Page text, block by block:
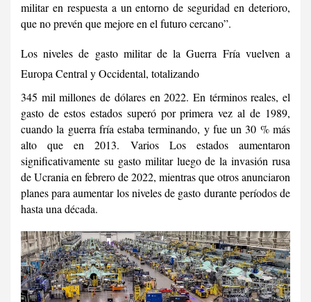
militar en respuesta a un entorno de seguridad en deterioro,
que no prevén que mejore en el futuro cercano”.
Los niveles de gasto militar de la Guerra Fría vuelven a
Europa Central y Occidental, totalizando
345 mil millones de dólares en 2022. En términos reales, el
gasto de estos estados superó por primera vez al de 1989,
cuando la guerra fría estaba terminando, y fue un 30 % más
alto que en 2013. Varios Los estados aumentaron
significativamente su gasto militar luego de la invasión rusa
de Ucrania en febrero de 2022, mientras que otros anunciaron
planes para aumentar los niveles de gasto durante períodos de
hasta una década.